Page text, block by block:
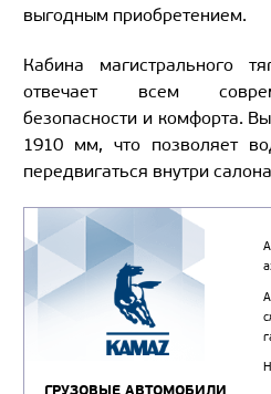
выгодным приобретением.
Кабина магистрального
отвечает всем
безопасности и комфорта.
1910 мм, что позволяет
передвигаться внутри